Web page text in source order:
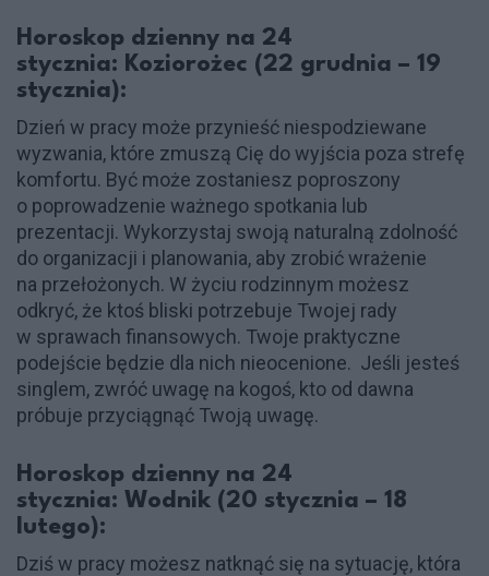
Horoskop dzienny na 24
stycznia: Koziorożec (22 grudnia – 19
stycznia):
Dzień w pracy może przynieść niespodziewane
wyzwania, które zmuszą Cię do wyjścia poza strefę
komfortu. Być może zostaniesz poproszony
o poprowadzenie ważnego spotkania lub
prezentacji. Wykorzystaj swoją naturalną zdolność
do organizacji i planowania, aby zrobić wrażenie
na przełożonych. W życiu rodzinnym możesz
odkryć, że ktoś bliski potrzebuje Twojej rady
w sprawach finansowych. Twoje praktyczne
podejście będzie dla nich nieocenione. Jeśli jesteś
singlem, zwróć uwagę na kogoś, kto od dawna
próbuje przyciągnąć Twoją uwagę.
Horoskop dzienny na 24
stycznia: Wodnik (20 stycznia – 18
lutego):
Dziś w pracy możesz natknąć się na sytuację, która